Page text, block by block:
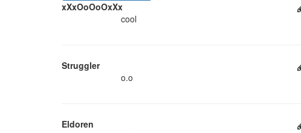
xXxOoOoOxXx
cool
Struggler
o.o
Eldoren